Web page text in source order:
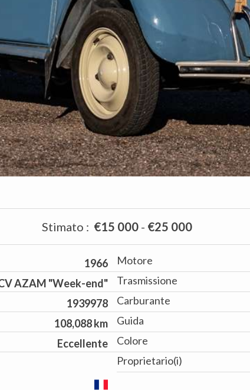
Stimato : €15 000- €25 000
1966
AZAM "Week-end"
1939978
108,088 km
Eccellente
Motore
Trasmissione
Carburante
Guida
Colore
Proprietario(i)